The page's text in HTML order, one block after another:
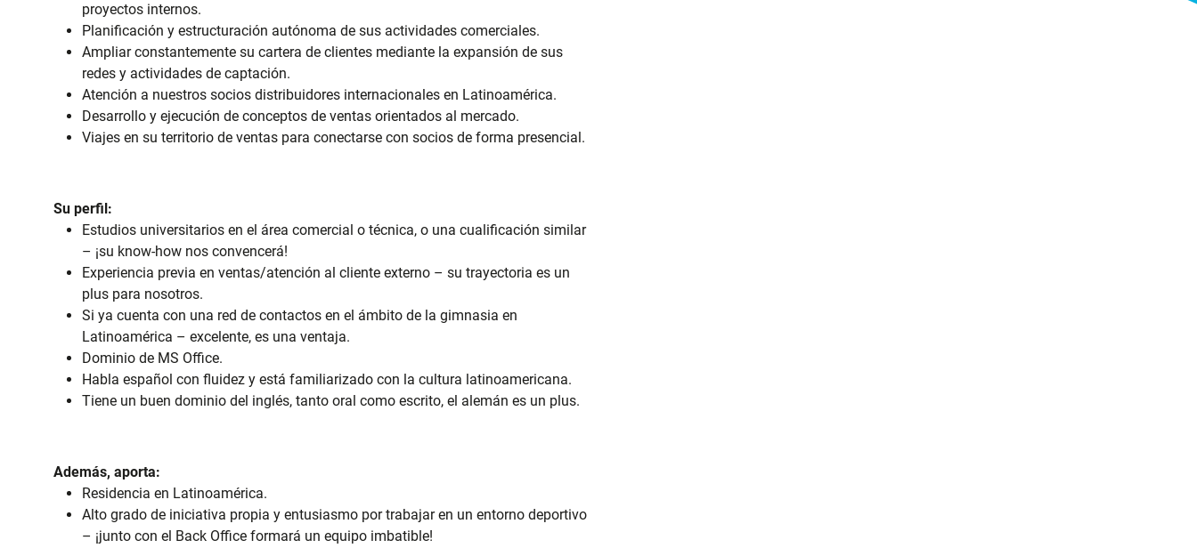
proyectos internos.
Planificación y estructuración autónoma de sus actividades comerciales.
Ampliar constantemente su cartera de clientes mediante la expansión de sus
redes y actividades de captación.
Atención a nuestros socios distribuidores internacionales en Latinoamérica.
Desarrollo y ejecución de conceptos de ventas orientados al mercado.
Viajes en su territorio de ventas para conectarse con socios de forma presencial.
Su perfil:
Estudios universitarios en el área comercial o técnica, o una cualificación similar
– ¡su know-how nos convencerá!
Experiencia previa en ventas/atención al cliente externo – su trayectoria es un
plus para nosotros.
Si ya cuenta con una red de contactos en el ámbito de la gimnasia en
Latinoamérica – excelente, es una ventaja.
Dominio de MS Office.
Habla español con fluidez y está familiarizado con la cultura latinoamericana.
Tiene un buen dominio del inglés, tanto oral como escrito, el alemán es un plus.
Además, aporta:
Residencia en Latinoamérica.
Alto grado de iniciativa propia y entusiasmo por trabajar en un entorno deportivo
– ¡junto con el Back Office formará un equipo imbatible!